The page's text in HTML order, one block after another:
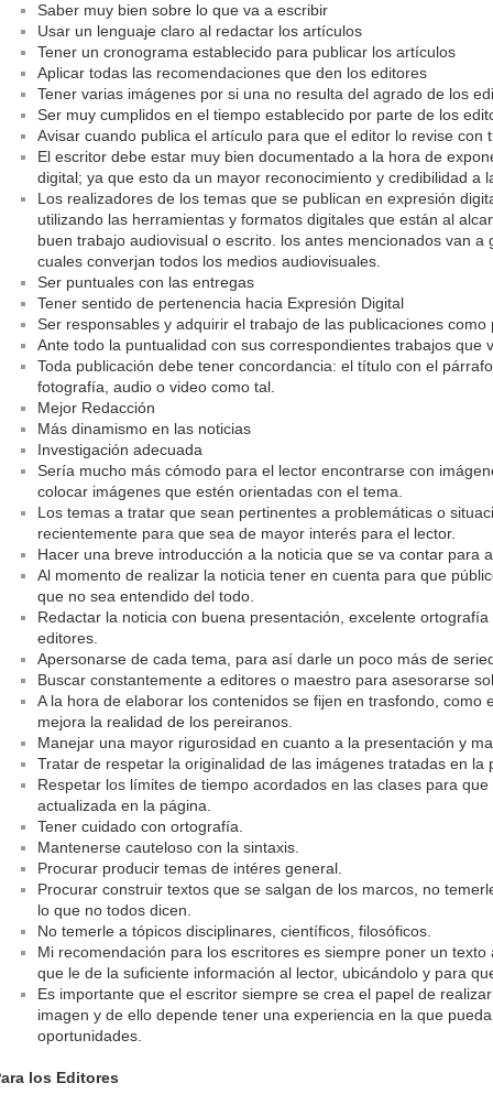
Saber muy bien sobre lo que va a escribir
Usar un lenguaje claro al redactar los artículos
Tener un cronograma establecido para publicar los artículos
Aplicar todas las recomendaciones que den los editores
Tener varias imágenes por si una no resulta del agrado de los
Ser muy cumplidos en el tiempo establecido por parte de los
Avisar cuando publica el artículo para que el editor lo revise con
El escritor debe estar muy bien documentado a la hora de
digital; ya que esto da un mayor reconocimiento y credibilidad a
Los realizadores de los temas que se publican en expresión
utilizando las herramientas y formatos digitales que están al
buen trabajo audiovisual o escrito. los antes mencionados van
cuales converjan todos los medios audiovisuales.
Ser puntuales con las entregas
Tener sentido de pertenencia hacia Expresión Digital
Ser responsables y adquirir el trabajo de las publicaciones como
Ante todo la puntualidad con sus correspondientes trabajos que
Toda publicación debe tener concordancia: el título con el
fotografía, audio o video como tal.
Mejor Redacción
Más dinamismo en las noticias
Investigación adecuada
Sería mucho más cómodo para el lector encontrarse con
colocar imágenes que estén orientadas con el tema.
Los temas a tratar que sean pertinentes a problemáticas o
recientemente para que sea de mayor interés para el lector.
Hacer una breve introducción a la noticia que se va contar para
Al momento de realizar la noticia tener en cuenta para que
que no sea entendido del todo.
Redactar la noticia con buena presentación, excelente
editores.
Apersonarse de cada tema, para así darle un poco más de
Buscar constantemente a editores o maestro para asesorarse
A la hora de elaborar los contenidos se fijen en trasfondo, como
mejora la realidad de los pereiranos.
Manejar una mayor rigurosidad en cuanto a la presentación y
Tratar de respetar la originalidad de las imágenes tratadas en la
Respetar los límites de tiempo acordados en las clases para
actualizada en la página.
Tener cuidado con ortografía.
Mantenerse cauteloso con la sintaxis.
Procurar producir temas de intéres general.
Procurar construir textos que se salgan de los marcos, no
lo que no todos dicen.
No temerle a tópicos disciplinares, científicos, filosóficos.
Mi recomendación para los escritores es siempre poner un
que le de la suficiente información al lector, ubicándolo y para
Es importante que el escritor siempre se crea el papel de
imagen y de ello depende tener una experiencia en la que
oportunidades.
los Editores